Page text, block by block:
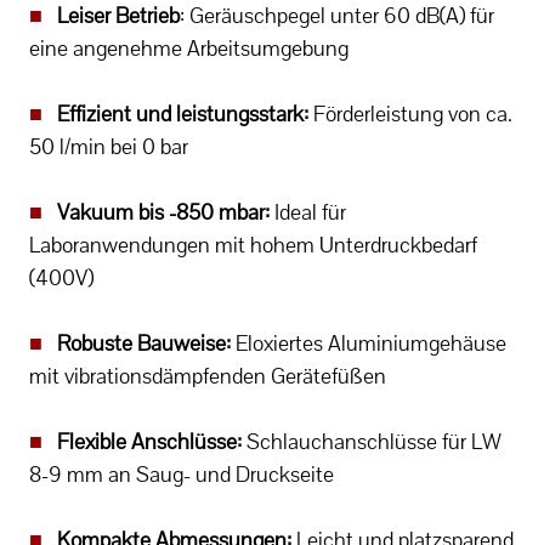
■ Leiser Betrieb: Geräuschpegel unter 60 dB(A) für
eine angenehme Arbeitsumgebung
■ Effizient und leistungsstark: Förderleistung von ca.
50 l/min bei 0 bar
■ Vakuum bis -850 mbar: Ideal für
Laboranwendungen mit hohem Unterdruckbedarf
(400V)
■ Robuste Bauweise: Eloxiertes Aluminiumgehäuse
mit vibrationsdämpfenden Gerätefüßen
■ Flexible Anschlüsse:Schlauchanschlüsse für LW
8-9 mm an Saug- und Druckseite